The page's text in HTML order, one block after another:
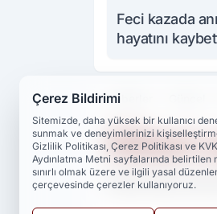
Feci kazada
hayatını
Haberler
Ehliyet
Eski tip
Çerez Bildirimi
Sitemizde, daha yüksek bir kullanıcı
sunmak ve deneyimlerinizi
Gizlilik Politikası, Çerez Politikası ve
Aydınlatma Metni sayfalarında belirtilen
sınırlı olmak üzere ve ilgili yasal
çerçevesinde çerezler kullanıyoruz.